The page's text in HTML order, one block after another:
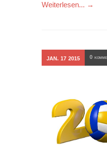
Weiterlesen... →
JAN. 17 2015 0